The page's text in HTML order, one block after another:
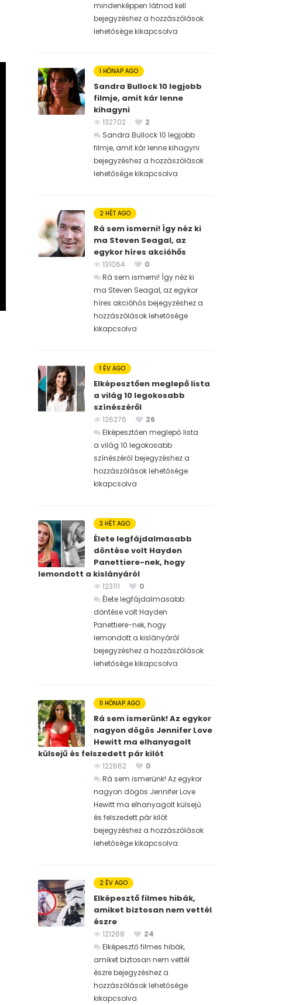
mindenképpen látnod kell
bejegyzéshez a hozzászólások
lehetősége kikapcsolva
1 HÓNAP AGO
Sandra Bullock 10 legjobb
filmje, amit kár lenne
kihagyni
132702
2
Sandra Bullock 10 legjobb
filmje, amit kár lenne kihagyni
bejegyzéshez a hozzászólások
lehetősége kikapcsolva
2 HÉT AGO
Rá sem ismerni! Így néz ki
ma Steven Seagal, az
egykor híres akcióhős
131064
0
Rá sem ismerni! Így néz ki
ma Steven Seagal, az egykor
híres akcióhős bejegyzéshez a
hozzászólások lehetősége
kikapcsolva
1 ÉV AGO
Elképesztően meglepő lista
a világ 10 legokosabb
színészéről
126276
26
Elképesztően meglepő lista
a világ 10 legokosabb
színészéről bejegyzéshez a
hozzászólások lehetősége
kikapcsolva
3 HÉT AGO
Élete legfájdalmasabb
döntése volt Hayden
Panettiere-nek, hogy
lemondott a kislányáról
123111
0
Élete legfájdalmasabb
döntése volt Hayden
Panettiere-nek, hogy
lemondott a kislányáról
bejegyzéshez a hozzászólások
lehetősége kikapcsolva
11 HÓNAP AGO
Rá sem ismerünk! Az egykor
nagyon dögös Jennifer Love
Hewitt ma elhanyagolt
külsejű és felszedett pár kilót
122662
0
Rá sem ismerünk! Az egykor
nagyon dögös Jennifer Love
Hewitt ma elhanyagolt külsejű
és felszedett pár kilót
bejegyzéshez a hozzászólások
lehetősége kikapcsolva
2 ÉV AGO
Elképesztő filmes hibák,
amiket biztosan nem vettél
észre
121268
24
Elképesztő filmes hibák,
amiket biztosan nem vettél
észre bejegyzéshez a
hozzászólások lehetősége
kikapcsolva